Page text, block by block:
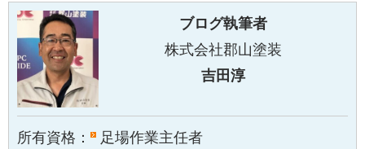
ブログ執筆者
株式会社郡山塗装
吉田淳
所有資格：
足場作業主任者